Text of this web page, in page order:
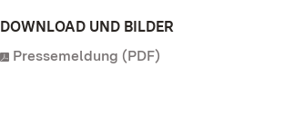
DOWNLOAD UND BILDER
Pressemeldung (PDF)